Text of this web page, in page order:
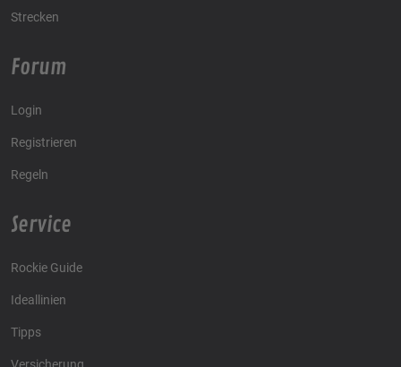
Strecken
Forum
Login
Registrieren
Regeln
Service
Rockie Guide
Ideallinien
Tipps